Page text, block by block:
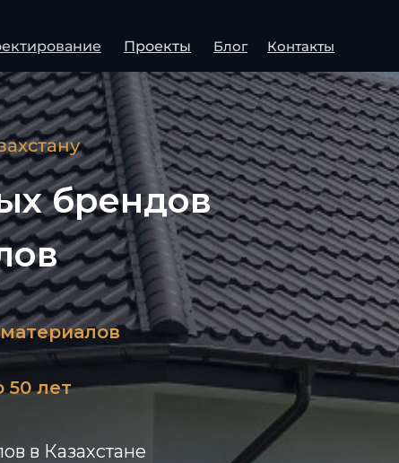
Проекты Блог Контакты
брендов
50 лет
в Казахстане